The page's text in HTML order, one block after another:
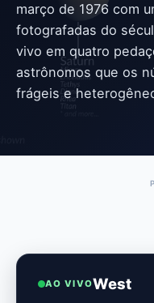
março de 1976 com
fotografadas do
vivo em quatro
astrônomos que os
frágeis e
AO VIVOWest